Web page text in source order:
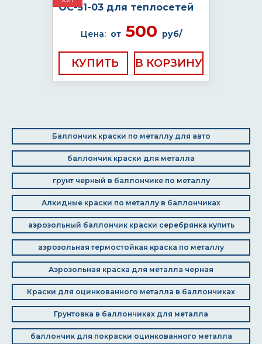
ОС-51-03 для теплосетей
Цена: от500 руб/
КУПИТЬ
Баллончик краски по металлу для авто
баллончик краски для металла
грунт черный в баллончике по металлу
Алкидные краски по металлу в баллончиках
аэрозольный баллончик краски серебрянка купить
аэрозольная термостойкая краска по металлу
Аэрозольная краска для металла черная
Краски для оцинкованного металла в баллончиках
Грунтовка в баллончиках для металла
баллончик для покраски оцинкованного металла